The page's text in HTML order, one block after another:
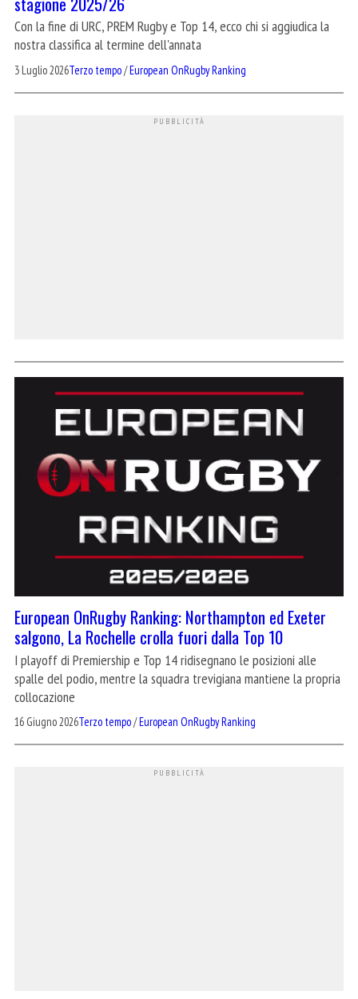
Con la fine di URC, PREM Rugby e Top 14, ecco chi si aggiudica la
nostra classifica al termine dell'annata
3 Luglio 2026Terzo tempo/European OnRugby Ranking
European OnRugby Ranking: Northampton ed Exeter
salgono, La Rochelle crolla fuori dalla Top 10
I playoff di Premiership e Top 14 ridisegnano le posizioni alle
spalle del podio, mentre la squadra trevigiana mantiene la propria
collocazione
16 Giugno 2026Terzo tempo/European OnRugby Ranking